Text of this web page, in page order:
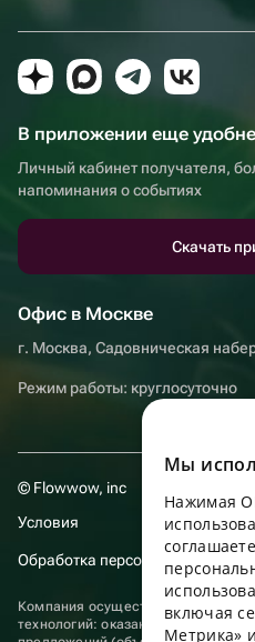
В приложении еще
Личный кабинет получателя,
напоминания о событиях
Скачать
Офис в Москве
г. Москва, Садовническая
Режим работы: круглосуточно
© Flowwow, inc
Условия
Обработка персональных данных
Компания осуществляет
технологий: оказание услуг в
Мы
Нажимая
включая
Метрика»